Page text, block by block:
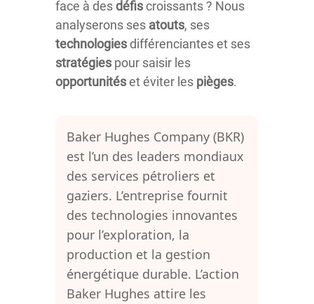
face à desdéfiscroissants ? Nous
analyserons ses atouts, ses
technologies différenciantes et ses
stratégies pour saisir les
opportunitéset éviter les pièges.
Baker Hughes Company (BKR)
est l’un des leaders mondiaux
des services pétroliers et
gaziers. L’entreprise fournit
des technologies innovantes
pour l’exploration, la
production et la gestion
énergétique durable. L’action
Baker Hughes attire les